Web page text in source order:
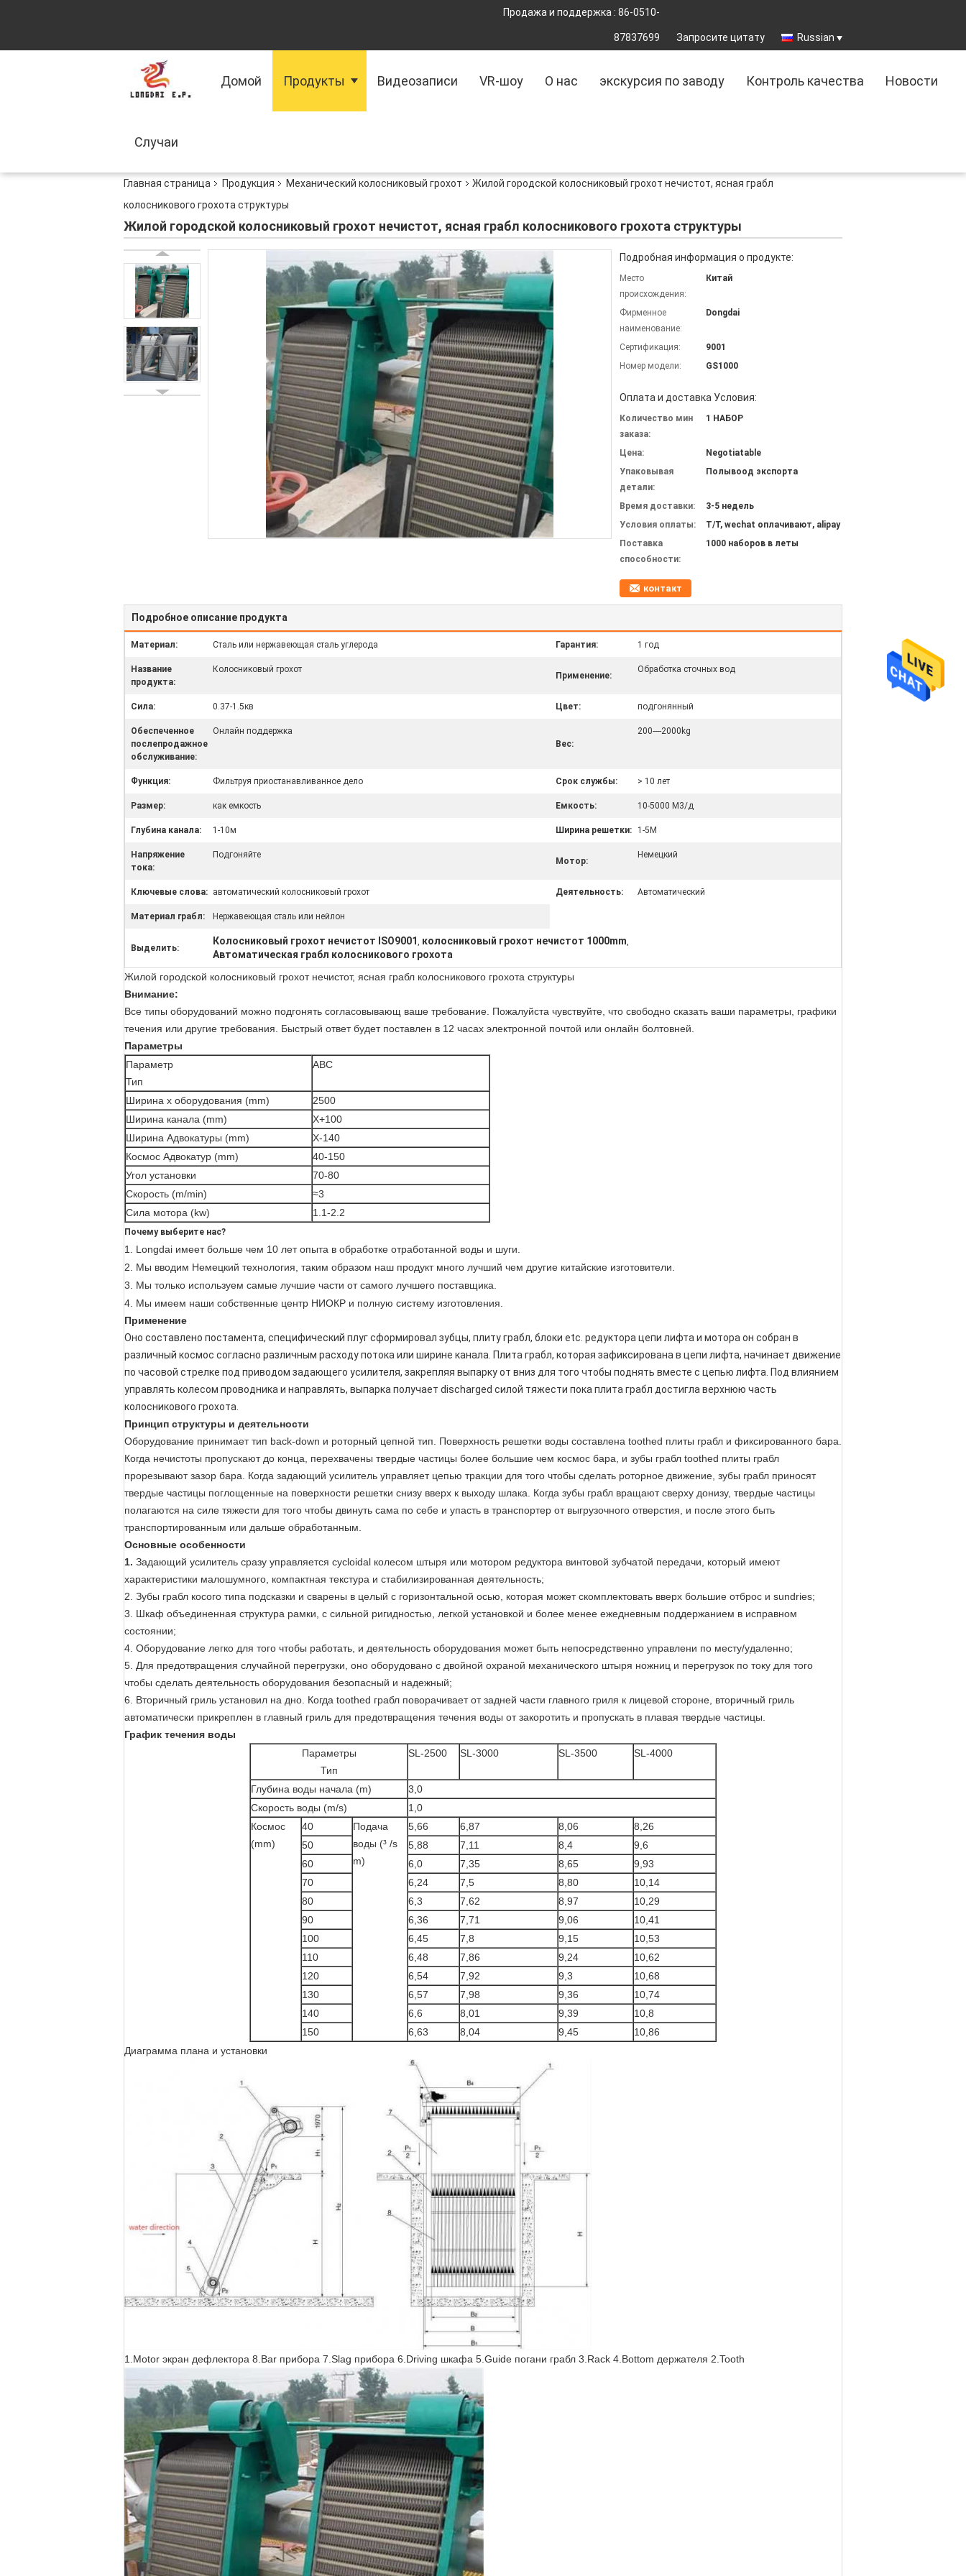
Продажа и поддержка : 86-0510-
87837699 Запросите цитату Russian
Домой Продукты Видеозаписи VR-шоу О нас экскурсия по заводу Контроль качества Новости
Случаи
Главная страница Продукция Механический колосниковый грохот
Жилой городской колосниковый грохот нечистот, ясная грабл
колосникового грохота структуры
Жилой городской колосниковый грохот нечистот, ясная грабл колосникового грохота структуры
Подробная информация о продукте:
Место
происхождения:
Китай
Фирменное
наименование:
Dongdai
Сертификация:
9001
Номер модели:
GS1000
Оплата и доставка Условия:
Количество мин
заказа:
1 НАБОР
Цена:
Negotiatable
Упаковывая
детали:
Полывоод экспорта
Время доставки:
3-5 недель
Условия оплаты:
T/T, wechat оплачивают, alipay
Поставка
способности:
1000 наборов в леты
контакт
Подробное описание продукта
Материал: Сталь или нержавеющая сталь углерода Гарантия: 1 год
Название
продукта:
Колосниковый грохот
Применение:
Обработка сточных вод
Сила: 0.37-1.5кв Цвет: подгонянный
Обеспеченное
послепродажное
обслуживание:
Онлайн поддержка
Вес:
200----2000kg
Функция: Фильтруя приостанавливанное дело Срок службы: > 10 лет
Размер: как емкость Емкость: 10-5000 М3/д
Глубина канала: 1-10м Ширина решетки: 1-5М
Напряжение
тока:
Подгоняйте
Мотор:
Немецкий
Ключевые слова: автоматический колосниковый грохот Деятельность: Автоматический
Материал грабл: Нержавеющая сталь или нейлон
Выделить:
Колосниковый грохот нечистот ISO9001 , колосниковый грохот нечистот 1000mm,
Автоматическая грабл колосникового грохота
Жилой городской колосниковый грохот нечистот, ясная грабл колосникового грохота структуры
Внимание:
Все типы оборудований можно подгонять согласовывающ ваше требование. Пожалуйста чувствуйте, что свободно сказать ваши параметры, графики
течения или другие требования. Быстрый ответ будет поставлен в 12 часах электронной почтой или онлайн болтовней.
Параметры
Параметр
Тип
ABC
Ширина x оборудования (mm)
2500
Ширина канала (mm)
X+100
Ширина Адвокатуры (mm)
X-140
Космос Адвокатур (mm)
40-150
Угол установки
70-80
Скорость (m/min)
≈3
Сила мотора (kw)
1.1-2.2
Почему выберите нас?
1. Longdai имеет больше чем 10 летопыта в обработке отработанной воды и шуги.
2. Мы вводим Немецкий технология, таким образом наш продукт много лучший чем другие китайские изготовители.
3. Мы только используем самые лучшие части от самого лучшего поставщика.
4. Мы имеем наши собственные центр НИОКР и полную систему изготовления.
Применение
Оно составлено постамента, специфический плуг сформировал зубцы, плиту грабл, блоки etc. редуктора цепи лифта и мотора он собран в
различный космос согласно различным расходу потока или ширине канала. Плита грабл, которая зафиксирована в цепи лифта, начинает движение
по часовой стрелке под приводом задающего усилителя, закрепляя выпарку от вниз для того чтобы поднять вместе с цепью лифта. Под влиянием
управлять колесом проводника и направлять, выпарка получает discharged силой тяжести пока плита грабл достигла верхнюю часть
колосникового грохота.
Принцип структуры и деятельности
Оборудование принимает тип back-down и роторный цепной тип. Поверхность решетки воды составлена toothed плиты грабл и фиксированного бара.
Когда нечистоты пропускают до конца, перехвачены твердые частицы более большие чем космос бара, и зубы грабл toothed плиты грабл
прорезывают зазор бара. Когда задающий усилитель управляет цепью тракции для того чтобы сделать роторное движение, зубы грабл приносят
твердые частицы поглощенные на поверхности решетки снизу вверх к выходу шлака. Когда зубы грабл вращают сверху донизу, твердые частицы
полагаются на силе тяжести для того чтобы двинуть сама по себе и упасть в транспортер от выгрузочного отверстия, и после этого быть
транспортированным или дальше обработанным.
Основные особенности
1. Задающий усилитель сразу управляется cycloidal колесом штыря или мотором редуктора винтовой зубчатой передачи, который имеют
характеристики малошумного, компактная текстура и стабилизированная деятельность;
2. Зубы грабл косого типа подсказки и сварены в целый с горизонтальной осью, которая может скомплектовать вверх большие отброс и sundries;
3. Шкаф объединенная структура рамки, с сильной ригидностью, легкой установкой и более менее ежедневным поддержанием в исправном
состоянии;
4. Оборудование легко для того чтобы работать, и деятельность оборудования может быть непосредственно управлени по месту/удаленно;
5. Для предотвращения случайной перегрузки, оно оборудовано с двойной охраной механического штыря ножниц и перегрузок по току для того
чтобы сделать деятельность оборудования безопасный и надежный;
6. Вторичный гриль установил на дно. Когда toothed грабл поворачивает от задней части главного гриля к лицевой стороне, вторичный гриль
автоматически прикреплен в главный гриль для предотвращения течения воды от закоротить и пропускать в плавая твердые частицы.
График течения воды
Параметры
Тип
SL-2500 SL-3000 SL-3500 SL-4000
Глубина воды начала (m)
3,0
Скорость воды (m/s)
1,0
Космос
(mm)
40
Подача
воды (³ /s
m)
5,66 6,87 8,06
8,26
50
5,88 7,11 8,4
9,6
60
6,0 7,35 8,65
9,93
70
6,24 7,5 8,80
10,14
80
6,3 7,62 8,97
10,29
90
6,36 7,71 9,06
10,41
100
6,45 7,8 9,15
10,53
110
6,48 7,86 9,24
10,62
120
6,54 7,92 9,3
10,68
130
6,57 7,98 9,36
10,74
140
6,6 8,01 9,39
10,8
150
6,63 8,04 9,45
10,86
Диаграмма плана и установки
1.Motor экран дефлектора 8.Bar прибора 7.Slag прибора 6.Driving шкафа 5.Guide погани грабл 3.Rack 4.Bottom держателя 2.Tooth